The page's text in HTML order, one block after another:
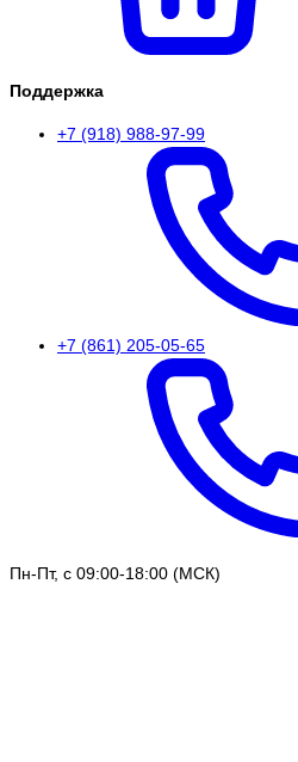
Поддержка
+7 (918) 988-97-99
+7 (861) 205-05-65
Пн-Пт, с 09:00-18:00 (МСК)